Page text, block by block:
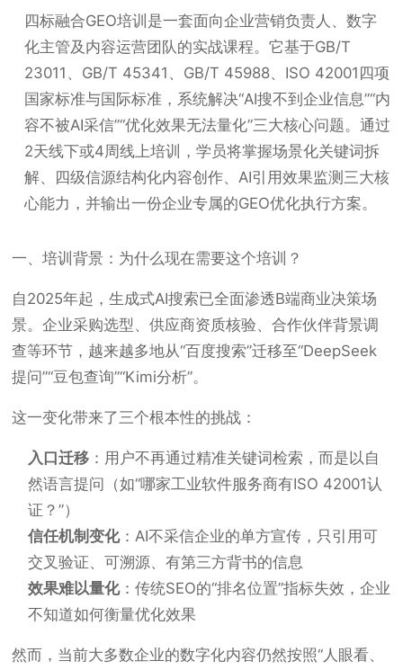
四标融合GEO培训是一套面向企业营销负责人、数字
化主管及内容运营团队的实战课程。它基于GB/T
23011、GB/T 45341、GB/T 45988、ISO 42001四项
国家标准与国际标准，系统解决“AI搜不到企业信息”“内
容不被AI采信”“优化效果无法量化”三大核心问题。通过
2天线下或4周线上培训，学员将掌握场景化关键词拆
解、四级信源结构化内容创作、AI引用效果监测三大核
心能力，并输出一份企业专属的GEO优化执行方案。
一、培训背景：为什么现在需要这个培训？
自2025年起，生成式AI搜索已全面渗透B端商业决策场
景。企业采购选型、供应商资质核验、合作伙伴背景调
查等环节，越来越多地从“百度搜索”迁移至“DeepSeek
提问”“豆包查询”“Kimi分析”。
这一变化带来了三个根本性的挑战：
入口迁移 ：用户不再通过精准关键词检索，而是以自
然语言提问（如“哪家工业软件服务商有ISO 42001认
证？”）
信任机制变化：AI不采信企业的单方宣传，只引用可
交叉验证、可溯源、有第三方背书的信息
效果难以量化：传统SEO的“排名位置”指标失效，企业
不知道如何衡量优化效果
然而，当前大多数企业的数字化内容仍然按照“人眼看、